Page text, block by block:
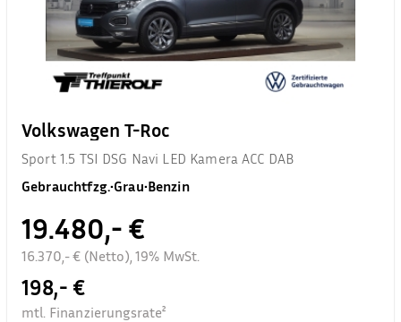
Volkswagen T-Roc
Sport 1.5 TSI DSG Navi LED Kamera ACC DAB
Gebrauchtfzg.•Grau•Benzin
19.480,- €
16.370,- € (Netto), 19% MwSt.
198,- €
mtl. Finanzierungsrate²